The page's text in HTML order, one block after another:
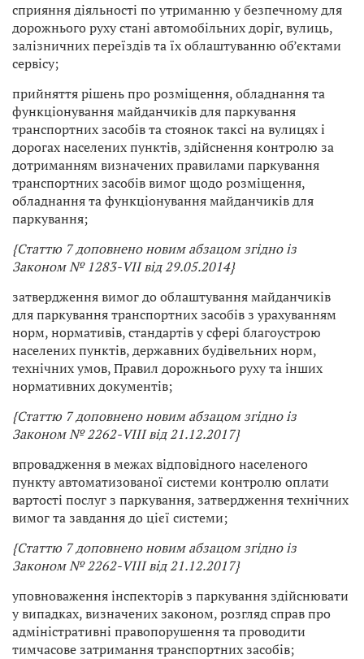
сприяння діяльності по утриманню у безпечному для
дорожнього руху стані автомобільних доріг, вулиць,
залізничних переїздів та їх облаштуванню об’єктами
сервісу;
прийняття рішень про розміщення, обладнання та
функціонування майданчиків для паркування
транспортних засобів та стоянок таксі на вулицях і
дорогах населених пунктів, здійснення контролю за
дотриманням визначених правилами паркування
транспортних засобів вимог щодо розміщення,
обладнання та функціонування майданчиків для
паркування;
{Статтю 7 доповнено новим абзацом згідно із
Законом № 1283-VII від 29.05.2014}
затвердження вимог до облаштування майданчиків
для паркування транспортних засобів з урахуванням
норм, нормативів, стандартів у сфері благоустрою
населених пунктів, державних будівельних норм,
технічних умов, Правил дорожнього руху та інших
нормативних документів;
{Статтю 7 доповнено новим абзацом згідно із
Законом № 2262-VIII від 21.12.2017}
впровадження в межах відповідного населеного
пункту автоматизованої системи контролю оплати
вартості послуг з паркування, затвердження технічних
вимог та завдання до цієї системи;
{Статтю 7 доповнено новим абзацом згідно із
Законом № 2262-VIII від 21.12.2017}
уповноваження інспекторів з паркування здійснювати
у випадках, визначених законом, розгляд справ про
адміністративні правопорушення та проводити
тимчасове затримання транспортних засобів;